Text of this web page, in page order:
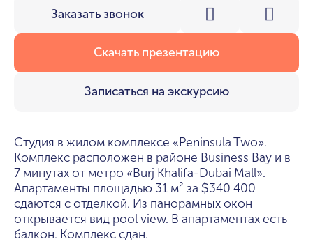
Заказать звонок
Записаться на экскурсию
Скачать презентацию
Студия в жилом комплексе «Peninsula Two».
Комплекс расположен в районе Business Bay и в
7 минутах от метро «Burj Khalifa-Dubai Mall».
Апартаменты площадью 31 м² за $340 400
сдаются с отделкой. Из панорамных окон
открывается вид pool view. В апартаментах есть
балкон. Комплекс сдан.